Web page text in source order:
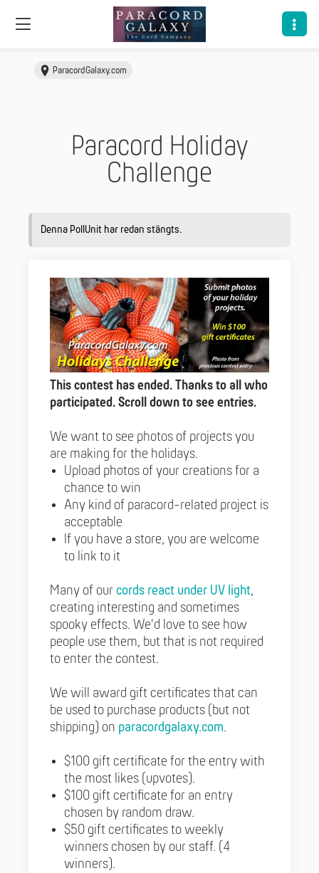
ParacordGalaxy.com
Paracord Holiday
Challenge
Denna PollUnit har redan stängts.
This contest has ended. Thanks to all who
participated. Scroll down to see entries.
We want to see photos of projects you
are making for the holidays.
Upload photos of your creations for a
chance to win
Any kind of paracord-related project is
acceptable
If you have a store, you are welcome
to link to it
Many of our cords react under UV light,
creating interesting and sometimes
spooky effects. We'd love to see how
people use them, but that is not required
to enter the contest.
We will award gift certificates that can
be used to purchase products (but not
shipping) on paracordgalaxy.com.
$100 gift certificate for the entry with
the most likes (upvotes).
$100 gift certificate for an entry
chosen by random draw.
$50 gift certificates to weekly
winners chosen by our staff. (4
winners).